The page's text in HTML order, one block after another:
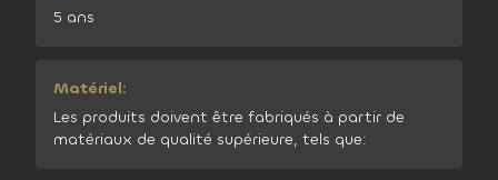
5 ans
Matériel:
Les produits doivent être fabriqués à partir de
matériaux de qualité supérieure, tels que: